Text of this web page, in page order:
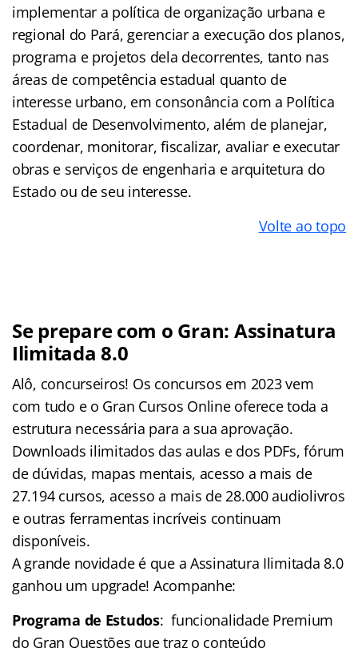
implementar a política de organização urbana e
regional do Pará, gerenciar a execução dos planos,
programa e projetos dela decorrentes, tanto nas
áreas de competência estadual quanto de
interesse urbano, em consonância com a Política
Estadual de Desenvolvimento, além de planejar,
coordenar, monitorar, fiscalizar, avaliar e executar
obras e serviços de engenharia e arquitetura do
Estado ou de seu interesse.
Volte ao topo
Se prepare com o Gran: Assinatura
Ilimitada 8.0
Alô, concurseiros! Os concursos em 2023 vem
com tudo e o Gran Cursos Online oferece toda a
estrutura necessária para a sua aprovação.
Downloads ilimitados das aulas e dos PDFs, fórum
de dúvidas, mapas mentais, acesso a mais de
27.194 cursos, acesso a mais de 28.000 audiolivros
e outras ferramentas incríveis continuam
disponíveis.
A grande novidade é que a Assinatura Ilimitada 8.0
ganhou um upgrade! Acompanhe:
Programa de Estudos: funcionalidade Premium
do Gran Questões que traz o conteúdo